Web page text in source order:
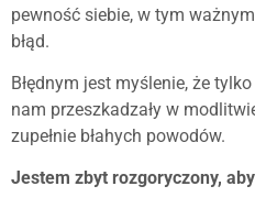
pewność siebie, w tym
błąd.
Błędnym jest myślenie, że
nam przeszkadzały w
zupełnie błahych powodów.
Jestem zbyt rozgoryczony,